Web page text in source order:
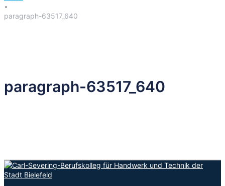
•
paragraph-63517_640
paragraph-63517_640